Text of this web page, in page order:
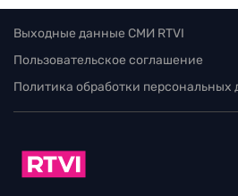
Выходные данные СМИ RTVI
Пользовательское соглашение
Политика обработки персональных